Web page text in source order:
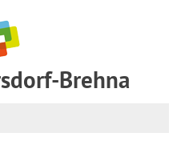
Brehna